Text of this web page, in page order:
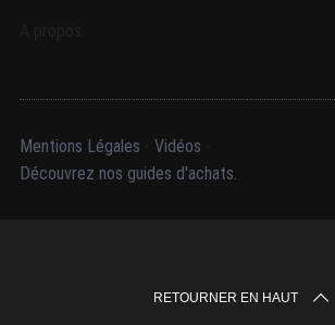
Mentions Légales Vidéos
Découvrez nos guides d'achats.
RETOURNER EN HAUT